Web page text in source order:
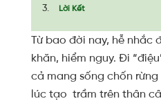
Lời Kết
Từ bao đời nay, hễ nhắc
khăn, hiểm nguy. Đi
cả mang sống chốn
lúc tạo trầm trên thân